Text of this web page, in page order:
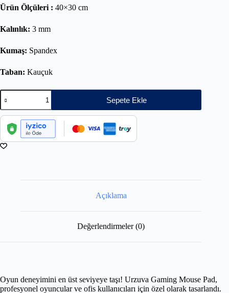
Ürün Ölçüleri : 40×30 cm
Kalınlık: 3 mm
Kumaş: Spandex
Taban: Kauçuk
Sepete Ekle
Açıklama
Değerlendirmeler (0)
Oyun deneyimini en üst seviyeye taşı! Urzuva Gaming Mouse Pad,
profesyonel oyuncular ve ofis kullanıcıları için özel olarak tasarlandı.